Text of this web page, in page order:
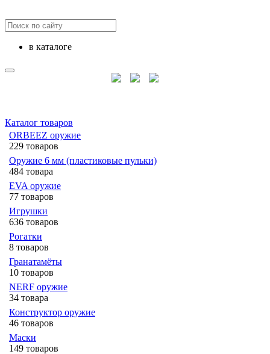
в каталоге
Каталог товаров
ORBEEZ оружие
229 товаров
Оружие 6 мм (пластиковые пульки)
484 товара
EVA оружие
77 товаров
Игрушки
636 товаров
Рогатки
8 товаров
Гранатамёты
10 товаров
NERF оружие
34 товара
Конструктор оружие
46 товаров
Маски
149 товаров